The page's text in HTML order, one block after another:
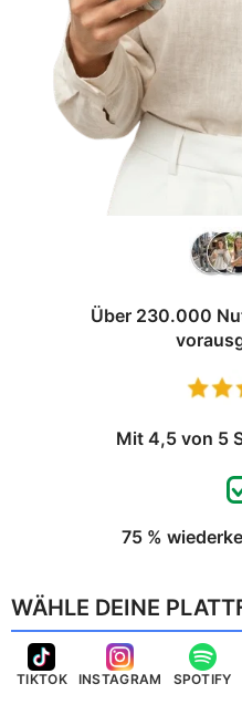
Über 230.000
Mit 4,5 von 5
75 %
WÄHLE DEINE
TIKTOK INSTAGRAM SPOTIFY